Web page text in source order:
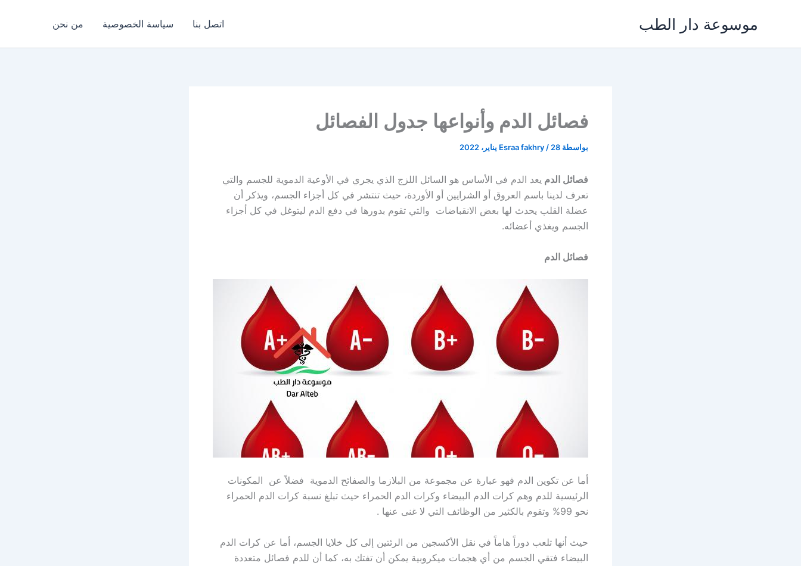
موسوعة دار الطب اتصل بنا سياسة الخصوصية من نحن
فصائل الدم وأنواعها جدول الفصائل
بواسطة Esraa fakhry / 28 يناير، 2022
فصائل الدم يعد الدم في الأساس هو السائل اللزج الذي يجري في الأوعية الدموية للجسم والتي
تعرف لدينا باسم العروق أو الشرايين أو الأوردة، حيث تنتشر في كل أجزاء الجسم، ويذكر أن
عضلة القلب يحدث لها بعض الانقباضات والتي تقوم بدورها في دفع الدم ليتوغل في كل أجزاء
الجسم ويغذي أعضائه.
فصائل الدم
أما عن تكوين الدم فهو عبارة عن مجموعة من البلازما والصفائح الدموية فضلاً عن المكونات
الرئيسية للدم وهم كرات الدم البيضاء وكرات الدم الحمراء حيث تبلغ نسبة كرات الدم الحمراء
نحو 99% وتقوم بالكثير من الوظائف التي لا غنى عنها .
حيث أنها تلعب دوراً هاماً في نقل الأكسجين من الرئتين إلى كل خلايا الجسم، أما عن كرات الدم
البيضاء فتقي الجسم من أي هجمات ميكروبية يمكن أن تفتك به، كما أن للدم فصائل متعددة